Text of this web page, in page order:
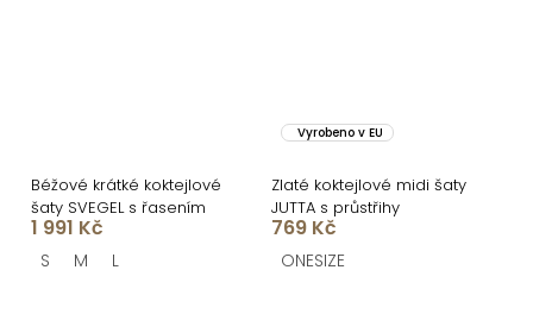
Béžové krátké koktejlové
šaty SVEGEL s řasením
1 991 Kč
S M L
Vyrobeno v EU
Zlaté koktejlové midi šaty
JUTTA s průstřihy
769 Kč
ONESIZE